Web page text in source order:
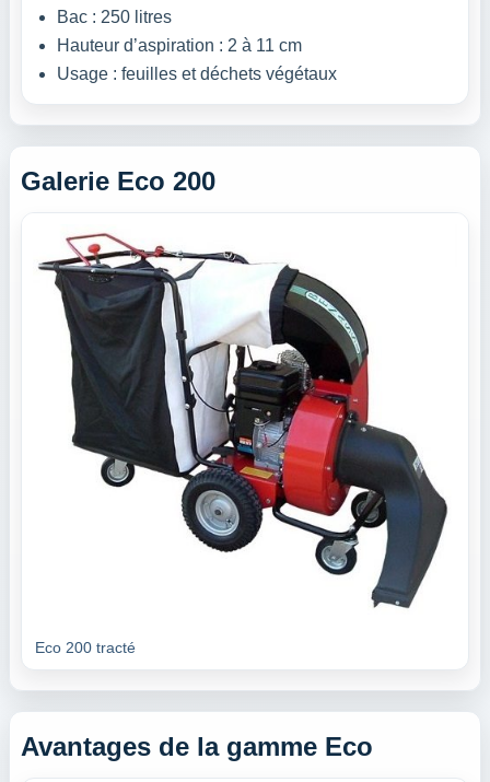
Bac : 250 litres
Hauteur d’aspiration : 2 à 11 cm
Usage : feuilles et déchets végétaux
Galerie Eco 200
Eco 200 tracté
Avantages de la gamme Eco